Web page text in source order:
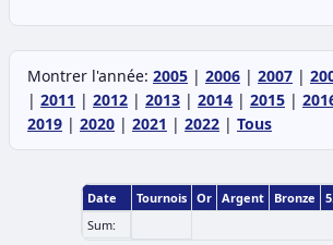
Montrer l'année: 2005 | 2006 | 2007 |
| 2011 | 2012 | 2013 | 2014 | 2015 |
2019 | 2020 | 2021 | 2022 | Tous
Date Tournois Or Argent Bronze
Sum: